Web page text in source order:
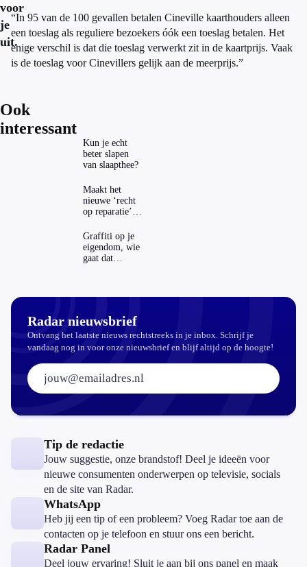
voor
je
uit.
“In 95 van de 100 gevallen betalen Cineville kaarthouders alleen
een toeslag als reguliere bezoekers óók een toeslag betalen. Het
enige verschil is dat die toeslag verwerkt zit in de kaartprijs. Vaak
is de toeslag voor Cinevillers gelijk aan de meerprijs.”
Ook
interessant
Kun je echt
beter slapen
van slaapthee?
Maakt het
nieuwe ‘recht
op reparatie’
echt
aantrekkelijker?
Graffiti op je
eigendom, wie
gaat dat
Radar nieuwsbrief
Ontvang het laatste nieuws rechtstreeks in je inbox. Schrijf je
vandaag nog in voor onze nieuwsbrief en blijf altijd op de hoogte!
E-mailadres:
Tip de redactie
Jouw suggestie, onze brandstof! Deel je ideeën voor
nieuwe consumenten onderwerpen op televisie, socials
en de site van Radar.
WhatsApp
Heb jij een tip of een probleem? Voeg Radar toe aan de
contacten op je telefoon en stuur ons een bericht.
Radar Panel
Deel jouw ervaring! Sluit je aan bij ons panel en maak